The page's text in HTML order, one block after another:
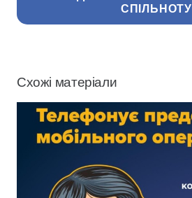
СПІЛЬНОТУ
Схожі матеріали